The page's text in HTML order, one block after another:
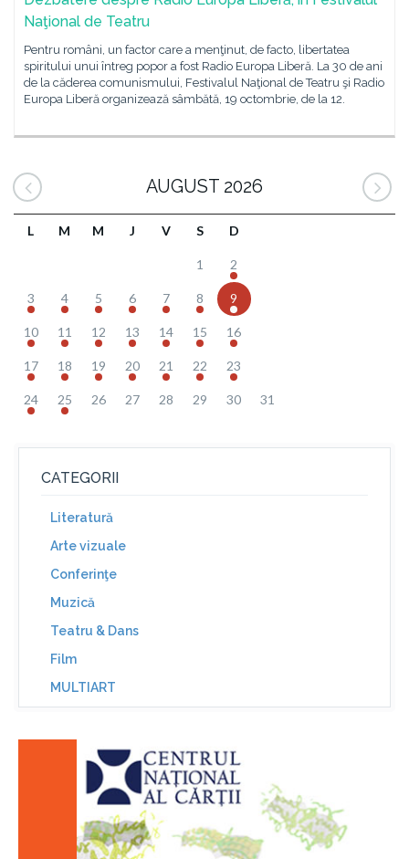
Naţional de Teatru
Pentru români, un factor care a menţinut, de facto, libertatea
spiritului unui întreg popor a fost Radio Europa Liberă. La 30 de ani
de la căderea comunismului, Festivalul Naţional de Teatru şi Radio
Europa Liberă organizează sâmbătă, 19 octombrie, de la 12.
AUGUST 2026
L M M J V S D
1 2
3 4 5 6 7 8 9
10 11 12 13 14 15 16
17 18 19 20 21 22 23
24 25 26 27 28 29 30 31
CATEGORII
Literatură
Arte vizuale
Conferinţe
Muzică
Teatru & Dans
Film
MULTIART